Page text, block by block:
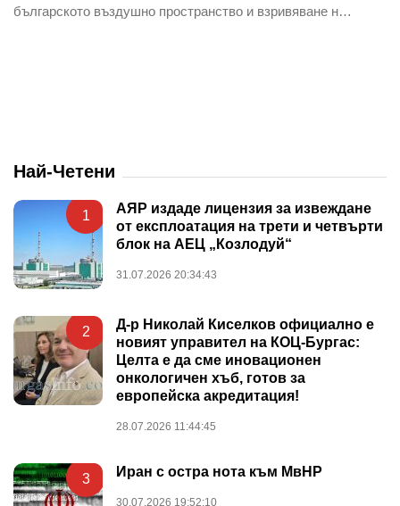
българското въздушно пространство и взривяване н…
Най-Четени
1
АЯР издаде лицензия за извеждане
от експлоатация на трети и четвърти
блок на АЕЦ „Козлодуй“
31.07.2026 20:34:43
2
Д-р Николай Киселков официално е
новият управител на КОЦ-Бургас:
Целта е да сме иновационен
онкологичен хъб, готов за
европейска акредитация!
28.07.2026 11:44:45
3 Иран с остра нота към МвНР
30.07.2026 19:52:10